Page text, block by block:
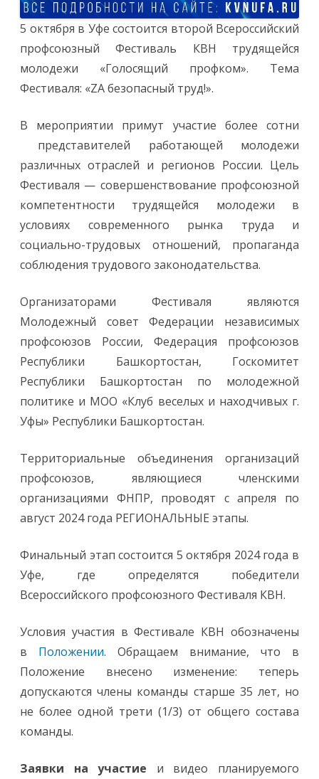
5 октября в Уфе состоится второй Всероссийский
профсоюзный Фестиваль КВН трудящейся
молодежи «Голосящий профком». Тема
Фестиваля: «ZА безопасный труд!».
В мероприятии примут участие более сотни
представителей работающей молодежи
различных отраслей и регионов России. Цель
Фестиваля — совершенствование профсоюзной
компетентности трудящейся молодежи в
условиях современного рынка труда и
социально-трудовых отношений, пропаганда
соблюдения трудового законодательства.
Организаторами Фестиваля являются
Молодежный совет Федерации независимых
профсоюзов России, Федерация профсоюзов
Республики Башкортостан, Госкомитет
Республики Башкортостан по молодежной
политике и МОО «Клуб веселых и находчивых г.
Уфы» Республики Башкортостан.
Территориальные объединения организаций
профсоюзов, являющиеся членскими
организациями ФНПР, проводят с апреля по
август 2024 года РЕГИОНАЛЬНЫЕ этапы.
Финальный этап состоится 5 октября 2024 года в
Уфе, где определятся победители
Всероссийского профсоюзного Фестиваля КВН.
Условия участия в Фестивале КВН обозначены
в Положении. Обращаем внимание, что в
Положение внесено изменение: теперь
допускаются члены команды старше 35 лет, но
не более одной трети (1/3) от общего состава
команды.
Заявки на участие и видео планируемого